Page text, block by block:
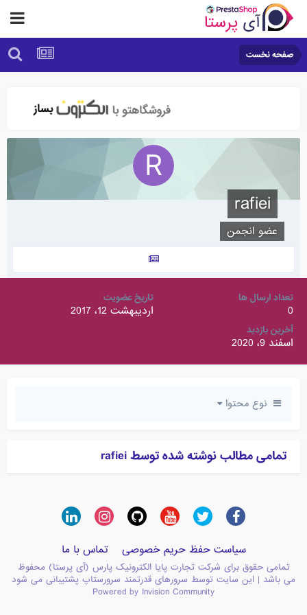
صفحه نخست
rafiei
عضو انجمن
تعداد ارسال ها
0
تاریخ عضویت
اردیبهشت 12، 2017
آخرین بازدید
اسفند 9، 2020
نوع محتوا
تمامی مطالب نوشته شده توسط rafiei
سیاست حفظ حریم خصوصی تماس با ما
تمامی حقوق برای شرکت تجارت پایا الکترونیک پارس (آی پرستا) محفوظ
می باشد | این سایت توسط سرورهای قدرتمند سرورستاپ پشتیبانی می شود
Powered by Invision Community